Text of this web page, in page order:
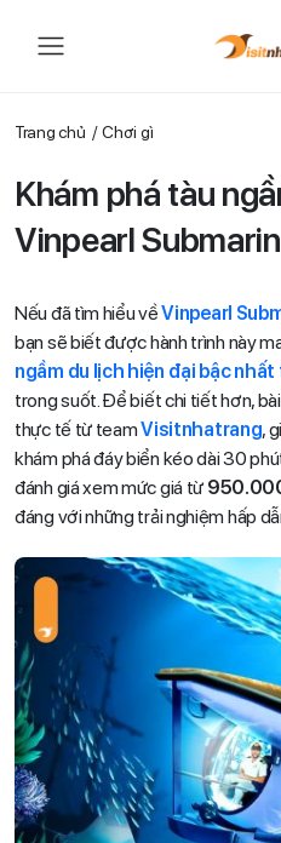
Trang chủ Chơi gì
Khám phá tàu
Vinpearl
Nếu đã tìm hiểu vềVinpearl
bạn sẽ biết được hành trình này
ngầm du lịch hiện đại bậc
trong suốt. Để biết chi tiết hơn,
thực tế từ teamVisitnhatrang,
khám phá đáy biển kéo dài 30
đánh giá xem mức giá từ
đáng với những trải nghiệm hấp